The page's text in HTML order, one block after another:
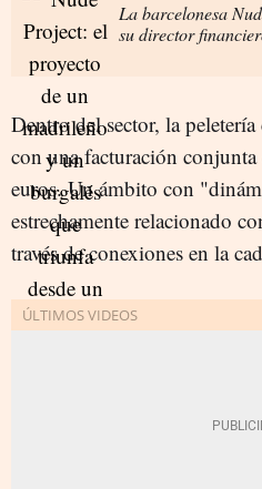
La barcelonesa
su director
Dentro del sector, la
con una facturación
euros. Un ámbito con
estrechamente relacionado
través de conexiones en la